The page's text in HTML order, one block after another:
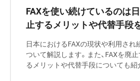
FAXを使い続けているのは
止するメリットや代替手段
日本におけるFAXの現状や利用され
ついて解説します。また、FAXを廃
るメリットや代替手段についても紹